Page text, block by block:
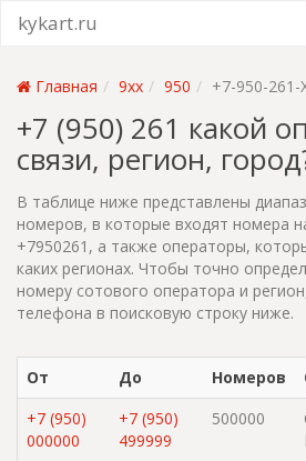
kykart.ru
Главная 9xx 950 +7-950-261-
+7 (950) 261 какой
связи, регион,
В таблице ниже представлены
номеров, в которые входят номера
+7950261, а также операторы,
каких регионах. Чтобы точно
номеру сотового оператора и
телефона в поисковую строку ниже.
От До Номеров
+7 (950)
000000
+7 (950)
499999
500000